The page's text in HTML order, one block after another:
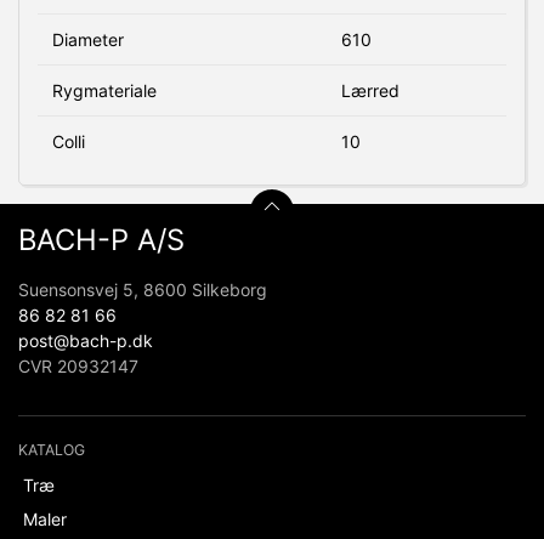
Diameter 610
Rygmateriale Lærred
Colli 10
BACH-P A/S
Suensonsvej 5, 8600 Silkeborg
86 82 81 66
post@bach-p.dk
CVR 20932147
KATALOG
Træ
Maler